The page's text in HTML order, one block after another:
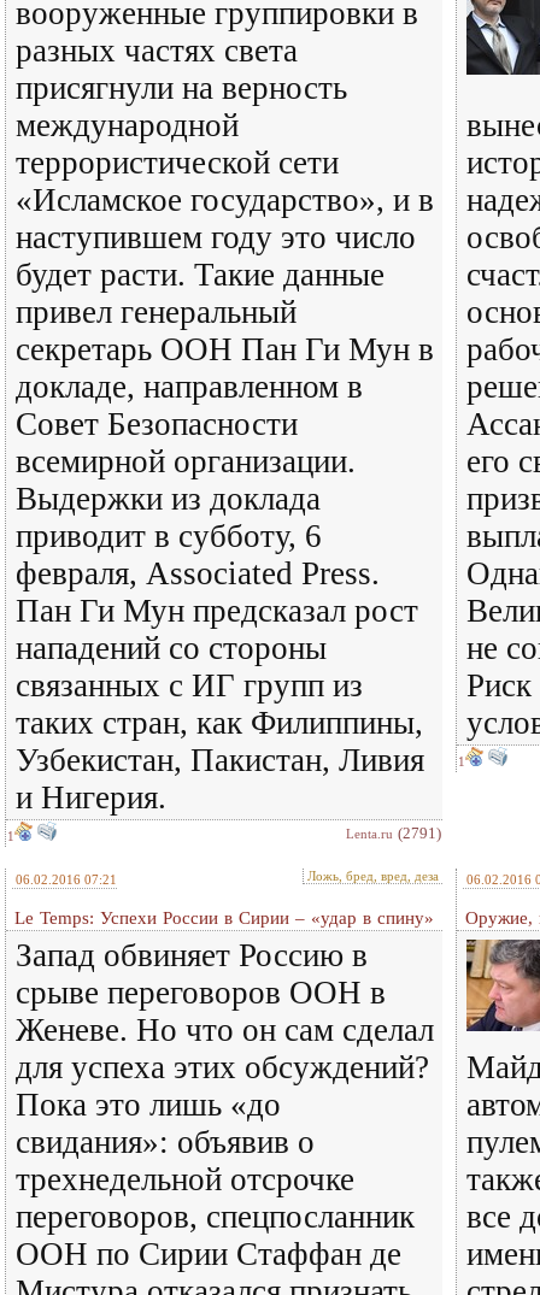
вооруженные группировки в
разных частях света
присягнули на верность
международной
террористической сети
«Исламское государство», и в
наступившем году это число
будет расти. Такие данные
привел генеральный
секретарь ООН Пан Ги Мун в
докладе, направленном в
Совет Безопасности
всемирной организации.
Выдержки из доклада
приводит в субботу, 6
февраля, Associated Press.
Пан Ги Мун предсказал рост
нападений со стороны
связанных с ИГ групп из
таких стран, как Филиппины,
Узбекистан, Пакистан, Ливия
и Нигерия.
1 Lenta.ru (2791)
его
не
Риск
1
06.02.2016 07:21 Ложь, бред, вред, деза
Le Temps: Успехи России в Сирии – «удар в спину»
Запад обвиняет Россию в
срыве переговоров ООН в
Женеве. Но что он сам сделал
для успеха этих обсуждений?
Пока это лишь «до
свидания»: объявив о
трехнедельной отсрочке
переговоров, спецпосланник
ООН по Сирии Стаффан де
06.02.2016
Оружие,
все